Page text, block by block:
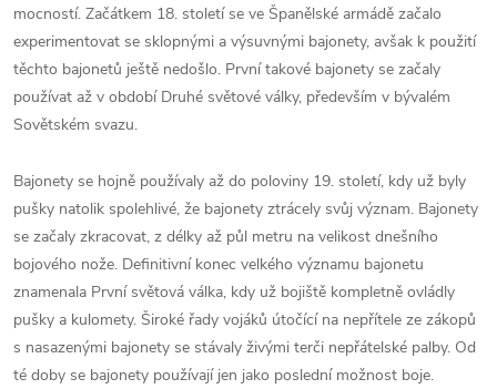
mocností. Začátkem 18. století se ve Španělské armádě začalo
experimentovat se sklopnými a výsuvnými bajonety, avšak k použití
těchto bajonetů ještě nedošlo. První takové bajonety se začaly
používat až v období Druhé světové války, především v bývalém
Sovětském svazu.
Bajonety se hojně používaly až do poloviny 19. století, kdy už byly
pušky natolik spolehlivé, že bajonety ztrácely svůj význam. Bajonety
se začaly zkracovat, z délky až půl metru na velikost dnešního
bojového nože. Definitivní konec velkého významu bajonetu
znamenala První světová válka, kdy už bojiště kompletně ovládly
pušky a kulomety. Široké řady vojáků útočící na nepřítele ze zákopů
s nasazenými bajonety se stávaly živými terči nepřátelské palby. Od
té doby se bajonety používají jen jako poslední možnost boje.